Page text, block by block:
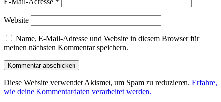
E-Mail-Adresse *
Website
Name, E-Mail-Adresse und Website in diesem Browser für
meinen nächsten Kommentar speichern.
Diese Website verwendet Akismet, um Spam zu reduzieren. Erfahre,
wie deine Kommentardaten verarbeitet werden.